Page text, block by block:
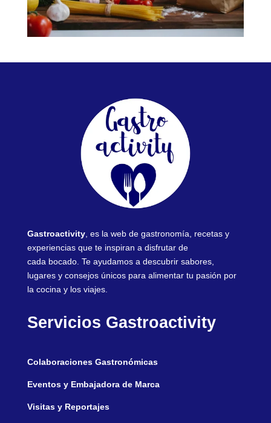
Gastroactivity, es la web de gastronomía, recetas y
experiencias que te inspiran a disfrutar de
cada bocado. Te ayudamos a descubrir sabores,
lugares y consejos únicos para alimentar tu pasión por
la cocina y los viajes.
Servicios Gastroactivity
Colaboraciones Gastronómicas
Eventos y Embajadora de Marca
Visitas y Reportajes